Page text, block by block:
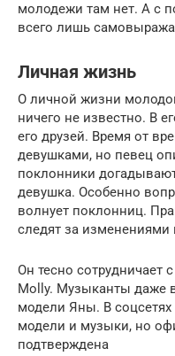
молодежи там нет. А с
всего лишь
Личная жизнь
О личной жизни
ничего не известно. В
его друзей. Время от
девушками, но певец
поклонники
девушка. Особенно
волнует поклонниц.
следят за
Он тесно сотрудничает
Molly. Музыканты даже
модели Яны. В
модели и музыки, но
подтверждена